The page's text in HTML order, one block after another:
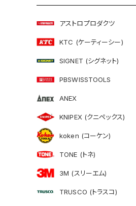
アストロプロダクツ
KTC (ケーティーシー)
SIGNET (シグネット)
PBSWISSTOOLS
ANEX
KNIPEX (クニペックス)
koken (コーケン)
TONE (トネ)
3M (スリーエム)
TRUSCO (トラスコ)